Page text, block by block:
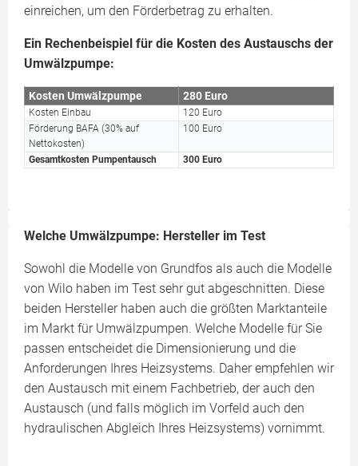
einreichen, um den Förderbetrag zu erhalten.
Ein Rechenbeispiel für die Kosten des Austauschs der
Umwälzpumpe:
Kosten Umwälzpumpe 280 Euro
Kosten Einbau
120 Euro
Förderung BAFA (30% auf
Nettokosten)
100 Euro
Gesamtkosten Pumpentausch 300 Euro
Welche Umwälzpumpe: Hersteller im Test
Sowohl die Modelle von Grundfos als auch die Modelle
von Wilo haben im Test sehr gut abgeschnitten. Diese
beiden Hersteller haben auch die größten Marktanteile
im Markt für Umwälzpumpen. Welche Modelle für Sie
passen entscheidet die Dimensionierung und die
Anforderungen Ihres Heizsystems. Daher empfehlen wir
den Austausch mit einem Fachbetrieb, der auch den
Austausch (und falls möglich im Vorfeld auch den
hydraulischen Abgleich Ihres Heizsystems) vornimmt.